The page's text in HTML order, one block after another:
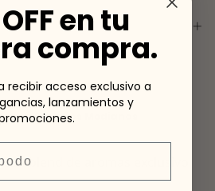
en Espacios Medianos
blend de aromas exclusivo
en tu
compra.
recibir acceso exclusivo a
lanzamientos y